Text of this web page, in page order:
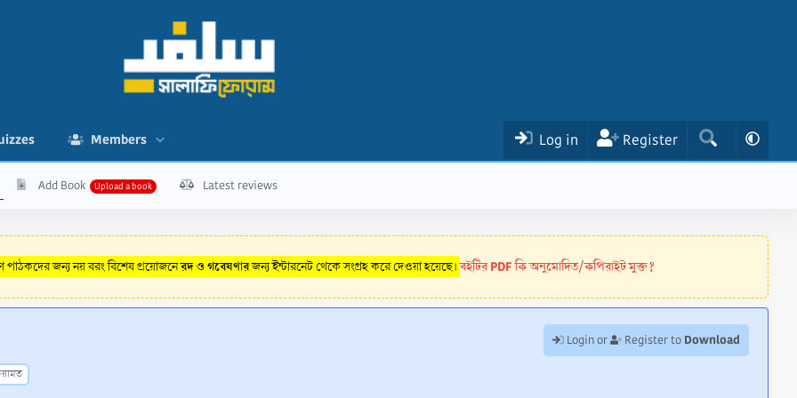
Members Log in Register
Add Book Latest reviews
পাঠকদের জন্য নয় বরং বিশেষ প্রয়োজনেরদ ও গবেষণারজন্য ইন্টারনেট থেকে সংগ্রহ করে দেওয়া হয়েছে। বইটির PDF কি অনুমোদিত/কপিরাইট মুক্ত?
Login or Register to Download